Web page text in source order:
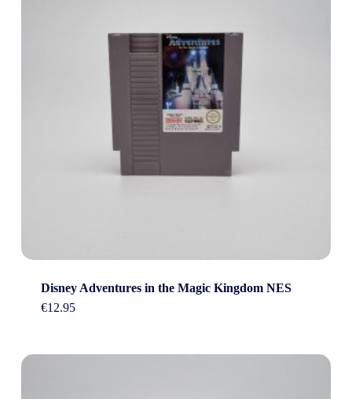
Disney Adventures in the Magic Kingdom NES
€12.95